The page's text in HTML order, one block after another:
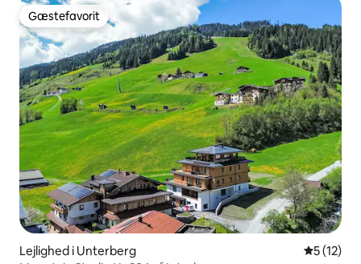
Gæstefavorit
Gæstefavorit
Lejlighed i Unterberg 5 ud af 5
5 (12)